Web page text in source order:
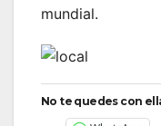
mundial.
No te quedes con